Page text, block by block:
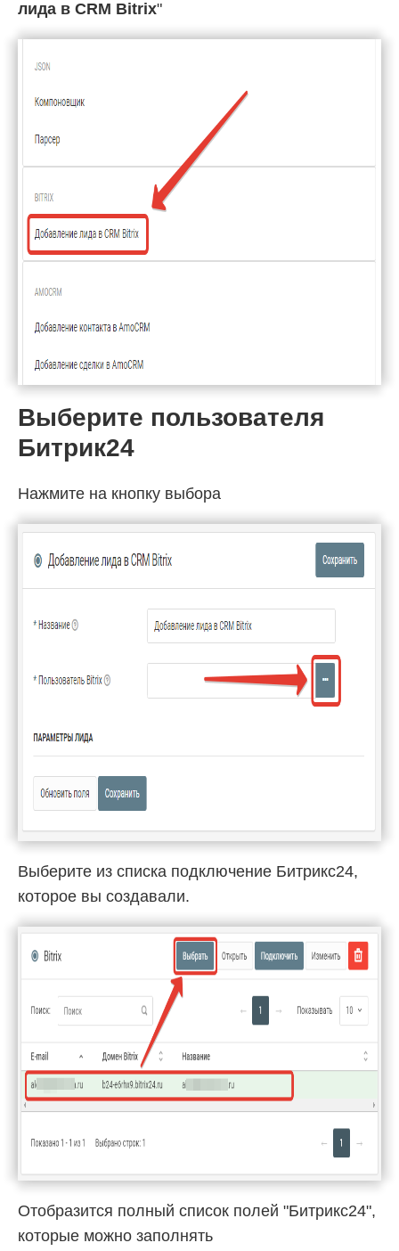
лида в CRM Bitrix"
Выберите пользователя
Битрик24
Нажмите на кнопку выбора
Выберите из списка подключение Битрикс24,
которое вы создавали.
Отобразится полный список полей "Битрикс24",
которые можно заполнять